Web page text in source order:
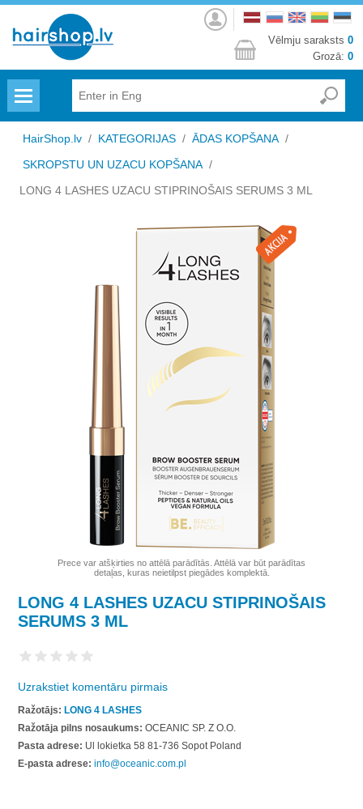
Autorizēties
Vēlmju saraksts 0
Grozā: 0
HairShop.lv / KATEGORIJAS / ĀDAS KOPŠANA /
SKROPSTU UN UZACU KOPŠANA /
LONG 4 LASHES UZACU STIPRINOŠAIS SERUMS 3 ML
Prece var atšķirties no attēlā parādītās. Attēlā var būt parādītas
detaļas, kuras neietilpst piegādes komplektā.
LONG 4 LASHES UZACU STIPRINOŠAIS
SERUMS 3 ML
Uzrakstiet komentāru pirmais
Ražotājs: LONG 4 LASHES
Ražotāja pilns nosaukums: OCEANIC SP. Z O.O.
Pasta adrese: Ul lokietka 58 81-736 Sopot Poland
E-pasta adrese: info@oceanic.com.pl